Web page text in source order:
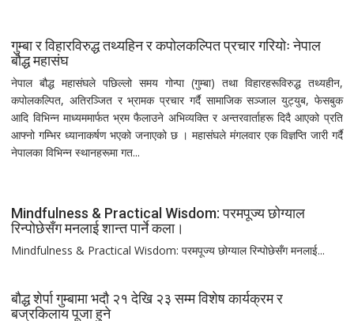
गुम्बा र विहारविरुद्ध तथ्यहिन र कपोलकल्पित प्रचार गरियोः नेपाल
बौद्ध महासंघ
नेपाल बौद्ध महासंघले पछिल्लो समय गोन्पा (गुम्बा) तथा विहारहरूविरुद्ध तथ्यहीन,
कपोलकल्पित, अतिरञ्जित र भ्रामक प्रचार गर्दै सामाजिक सञ्जाल युट्युब, फेसबुक
आदि विभिन्न माध्यममार्फत भ्रम फैलाउने अभिव्यक्ति र अन्तरवार्ताहरू दिदै आएको प्रति
आफ्नो गम्भिर ध्यानाकर्षण भएको जनाएको छ । महासंघले मंगलवार एक विज्ञप्ति जारी गर्दै
नेपालका विभिन्न स्थानहरूमा गत...
Mindfulness & Practical Wisdom: परमपूज्य छोग्याल
रिन्पोछेसँग मनलाई शान्त पार्ने कला।
Mindfulness & Practical Wisdom: परमपूज्य छोग्याल रिन्पोछेसँग मनलाई...
बौद्ध शेर्पा गुम्बामा भदौ २१ देखि २३ सम्म विशेष कार्यक्रम र
बज्रकिलाय पूजा हुने